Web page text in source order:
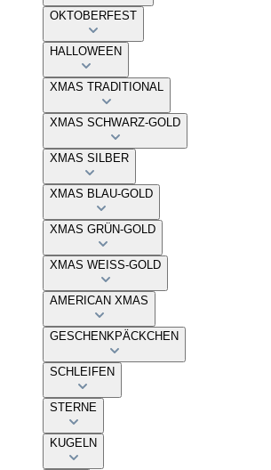
OKTOBERFEST
HALLOWEEN
XMAS TRADITIONAL
XMAS SCHWARZ-GOLD
XMAS SILBER
XMAS BLAU-GOLD
XMAS GRÜN-GOLD
XMAS WEISS-GOLD
AMERICAN XMAS
GESCHENKPÄCKCHEN
SCHLEIFEN
STERNE
KUGELN